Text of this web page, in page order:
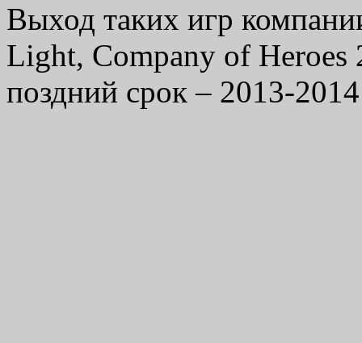
Выход таких игр
Light, Company of Heroes
поздний срок – 2013-